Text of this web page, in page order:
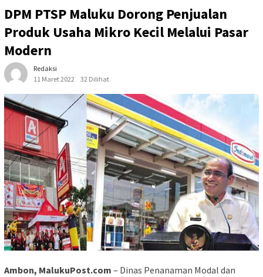
DPM PTSP Maluku Dorong Penjualan
Produk Usaha Mikro Kecil Melalui Pasar
Modern
Redaksi
11 Maret 2022
32 Dilihat
Ambon, MalukuPost.com – Dinas Penanaman Modal dan